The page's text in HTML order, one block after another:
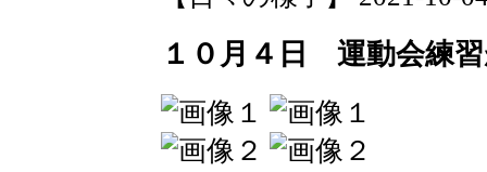
１０月４日 運動会練